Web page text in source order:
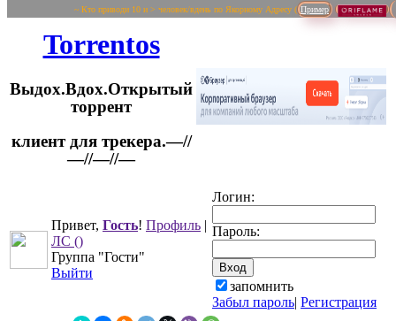
~ Кто приводи 10 и > человек/вдень по Якорному Адресу ( Пример
Torrentos
Выдох.Вдох.Открытый
торрент
Привет, Гость! Профиль |
ЛС ()
Группа "Гости"
Выйти
Логин:
Пароль:
запомнить
Забыл пароль| Регистрация